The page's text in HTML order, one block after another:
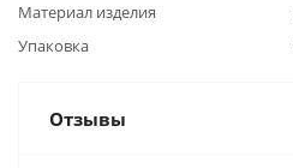
Материал изделия
Упаковка
Отзывы